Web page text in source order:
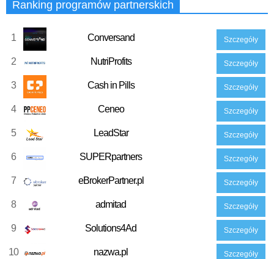
Ranking programów partnerskich
1 Conversand Szczegóły
2 NutriProfits Szczegóły
3 Cash in Pills Szczegóły
4 Ceneo Szczegóły
5 LeadStar Szczegóły
6 SUPERpartners Szczegóły
7 eBrokerPartner.pl Szczegóły
8 admitad Szczegóły
9 Solutions4Ad Szczegóły
10 nazwa.pl Szczegóły